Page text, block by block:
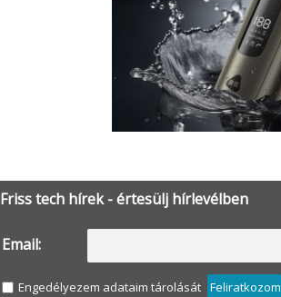
Friss tech hírek - értesülj hírlevélben
Email:
Engedélyezem adataim tárolását Feliratkozom